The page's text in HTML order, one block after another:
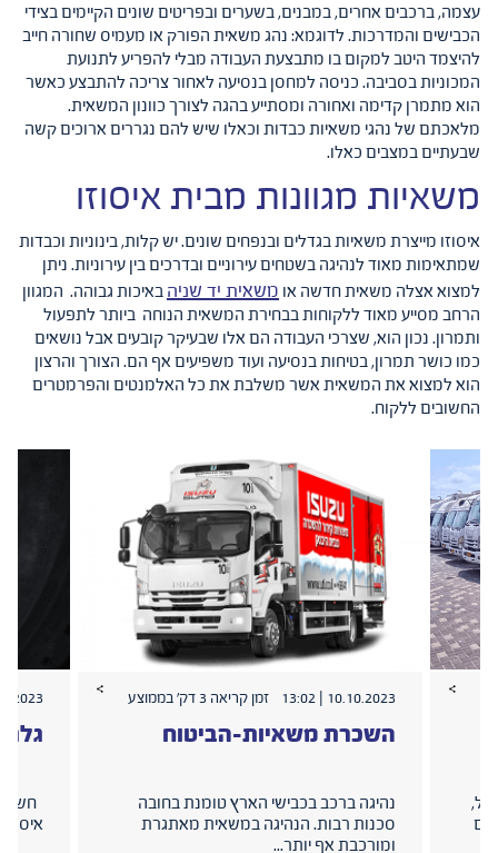
עצמה, ברכבים אחרים, במבנים, בשערים ובפריטים שונים הקיימים בצידי
הכבישים והמדרכות. לדוגמא: נהג משאית הפורק או מעמיס שחורה חייב
להיצמד היטב למקום בו מתבצעת העבודה מבלי להפריע לתנועת
המכוניות בסביבה. כניסה למחסן בנסיעה לאחור צריכה להתבצע כאשר
הוא מתמרן קדימה ואחורה ומסתייע בהגה לצורך כוונון המשאית.
מלאכתם של נהגי משאיות כבדות וכאלו שיש להם נגררים ארוכים קשה
שבעתיים במצבים כאלו.
משאיות מגוונות מבית איסוזו
איסוזו מייצרת משאיות בגדלים ובנפחים שונים. יש קלות, בינוניות וכבדות
שמתאימות מאוד לנהיגה בשטחים עירוניים ובדרכים בין עירוניות. ניתן
למצוא אצלה משאית חדשה או משאית יד שניה באיכות גבוהה. המגוון
הרחב מסייע מאוד ללקוחות בבחירת המשאית הנוחה ביותר לתפעול
ותמרון. נכון הוא, שצרכי העבודה הם אלו שבעיקר קובעים אבל נושאים
כמו כושר תמרון, בטיחות בנסיעה ועוד משפיעים אף הם. הצורך והרצון
הוא למצוא את המשאית אשר משלבת את כל האלמנטים והפרמטרים
החשובים ללקוח.
10.10.2023 | 13:02 זמן קריאה 3 דק׳ בממוצע
השכרת משאיות-הביטוח
נהיגה ברכב בכבישי הארץ טומנת בחובה
סכנות רבות. הנהיגה במשאית מאתגרת
ומורכבת אף יותר...
| 12:42